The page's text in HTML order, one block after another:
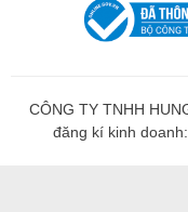
CÔNG TY TNHH
đăng kí kinh